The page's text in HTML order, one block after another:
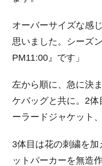
オーバーサイズな感
思いました。シーズ
PM11:00』です」
左から順に、急に決
ケバッグと共に。2
ーラードジャケット、
3体目は花の刺繍を
ットパーカーを無造